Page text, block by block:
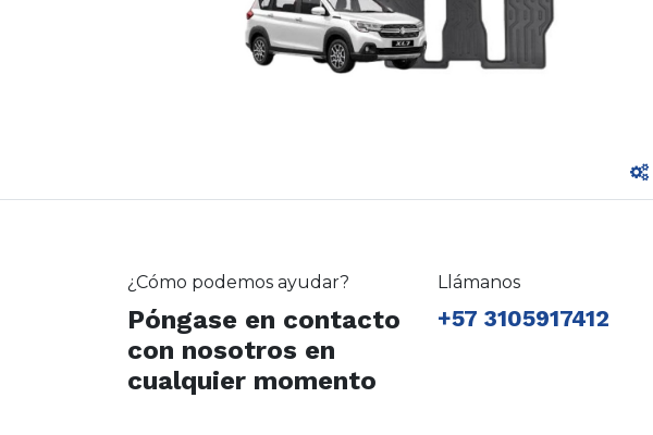
¿Cómo podemos ayudar?
Póngase en contacto
con nosotros en
cualquier momento
Llámanos
+57 3105917412